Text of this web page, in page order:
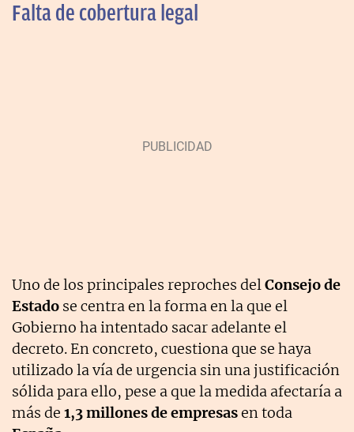
Falta de cobertura legal
Uno de los principales reproches delConsejo de
Estado se centra en la forma en la que el
Gobierno ha intentado sacar adelante el
decreto. En concreto, cuestiona que se haya
utilizado la vía de urgencia sin una justificación
sólida para ello, pese a que la medida afectaría a
más de 1,3 millones de empresasen toda